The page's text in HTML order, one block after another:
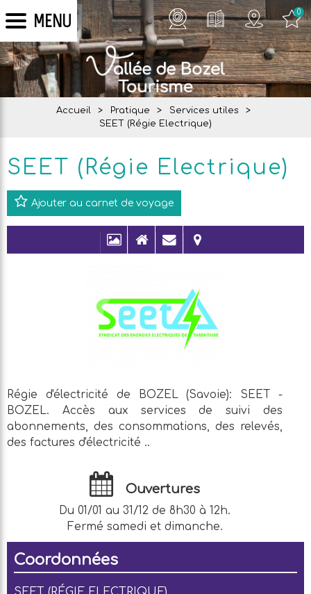
MENU 0
Accueil > Pratique > Services utiles
>
SEET (Régie Electrique)
SEET (Régie Electrique)
Ajouter au carnet de voyage
Régie d'électricité de BOZEL (Savoie): SEET -
BOZEL. Accès aux services de suivi des
abonnements, des consommations, des relevés,
des factures d'électricité ..
Ouvertures
Du 01/01 au 31/12 de 8h30 à 12h.
Fermé samedi et dimanche.
Coordonnées